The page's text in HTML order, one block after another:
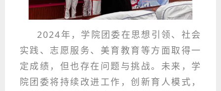
2024年，学院团委在思想引领、社会
实践、志愿服务、美育教育等方面取得一
定成绩，但也存在问题与挑战。未来，学
院团委将持续改进工作，创新育人模式，